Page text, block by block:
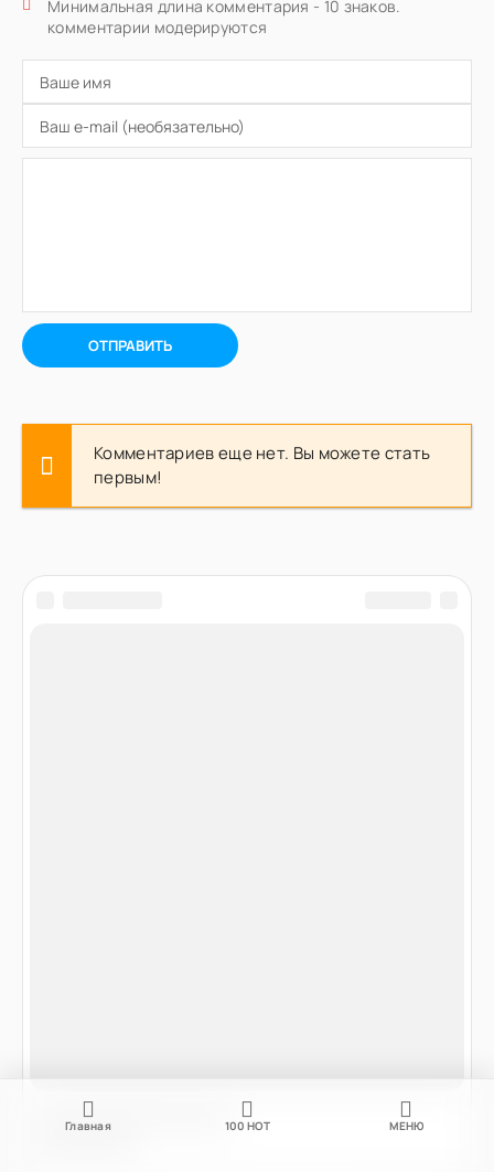
Минимальная длина комментария - 10 знаков.
комментарии модерируются
ОТПРАВИТЬ
Комментариев еще нет. Вы можете стать
первым!
Главная 100 НОТ МЕНЮ